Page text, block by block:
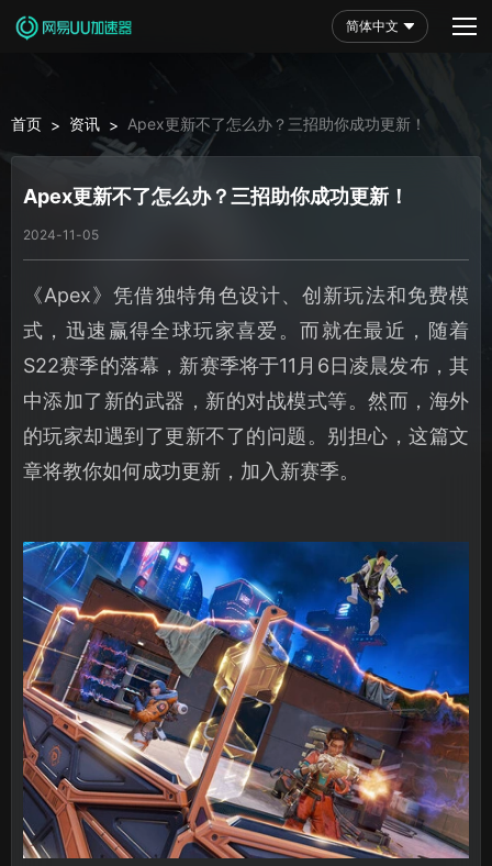
简体中文
首页 > 资讯 > Apex更新不了怎么办？三招助你成功更新！
Apex更新不了怎么办？三招助你成功更新！
2024-11-05
《Apex》凭借独特角色设计、创新玩法和免费模
式，迅速赢得全球玩家喜爱。而就在最近，随着
S22赛季的落幕，新赛季将于11月6日凌晨发布，其
中添加了新的武器，新的对战模式等。然而，海外
的玩家却遇到了更新不了的问题。别担心，这篇文
章将教你如何成功更新，加入新赛季。